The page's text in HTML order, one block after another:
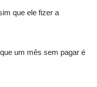
que ele fizer a
um mês sem pagar é